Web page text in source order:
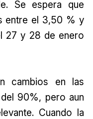
Se espera que
entre el 3,50 % y
27 y 28 de enero
cambios en las
90%, pero aun
Cuando la